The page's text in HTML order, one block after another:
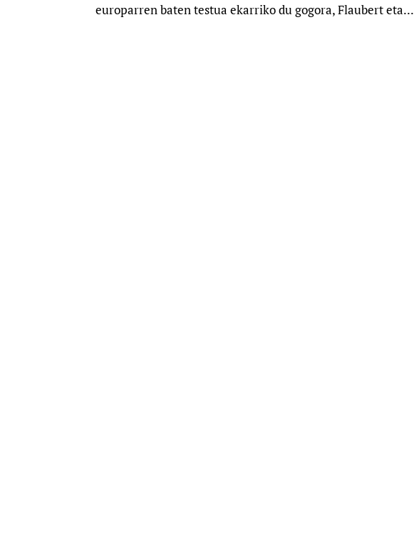
europarren baten testua ekarriko du gogora, Flaubert eta...